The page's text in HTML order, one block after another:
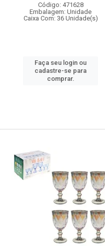
Código: 471628
Embalagem: Unidade
Caixa Com: 36 Unidade(s)
Faça seu login ou
cadastre-se para
comprar.